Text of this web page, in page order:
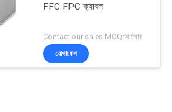
FFC FPC ক্যাবল
Contact our sales MOQ:আলোচনাযোগ্য
যোগাযোগ